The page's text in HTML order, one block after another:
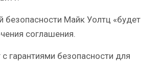
безопасности Майк Уолтц «будет
соглашения.
гарантиями безопасности для